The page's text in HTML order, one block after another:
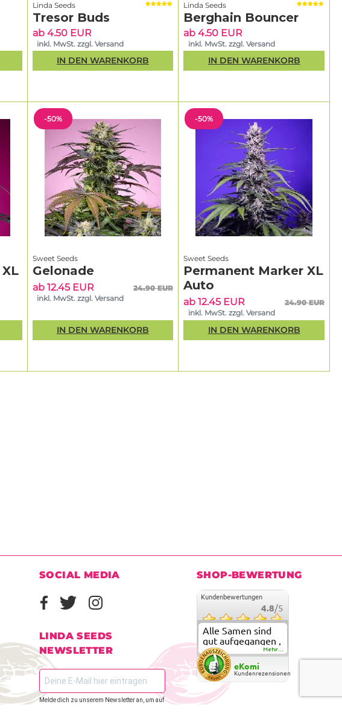
Linda Seeds
Tresor Buds
ab 4.50 EUR
inkl. MwSt. zzgl. Versand
IN DEN WARENKORB
Linda Seeds
Berghain Bouncer
ab 4.50 EUR
inkl. MwSt. zzgl. Versand
IN DEN WARENKORB
-50%
Sweet Seeds
Gelonade
ab 12.45 EUR
24.90 EUR
inkl. MwSt. zzgl. Versand
IN DEN WARENKORB
-50%
Sweet Seeds
Permanent Marker XL
Auto
ab 12.45 EUR
24.90 EUR
inkl. MwSt. zzgl. Versand
IN DEN WARENKORB
SOCIAL MEDIA
LINDA SEEDS
NEWSLETTER
Melde dich zu unserem Newsletter an, um auf
SHOP-BEWERTUNG
Kundenbewertungen
4.8/5
Alle Samen sind
gut aufgegangen ,
meine ersten
grow versuche
sind alle geglückt.
Die Sorten und
Anbieter Vielfalt
überzeugen sehr .
Mehr...
eKomi
Kundenrezensionen